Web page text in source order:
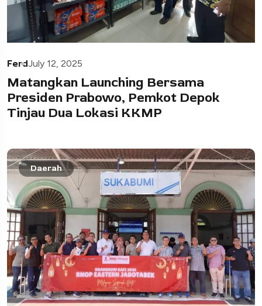
FerdJuly 12, 2025
Matangkan Launching Bersama
Presiden Prabowo, Pemkot Depok
Tinjau Dua Lokasi KKMP
Daerah